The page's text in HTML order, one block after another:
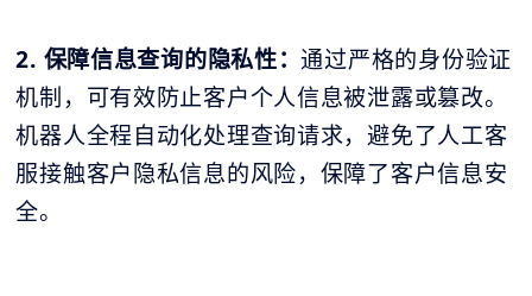
2. 保障信息查询的隐私性：通过严格的身份验证
机制，可有效防止客户个人信息被泄露或篡改。
机器人全程自动化处理查询请求，避免了人工客
服接触客户隐私信息的风险，保障了客户信息安
全。